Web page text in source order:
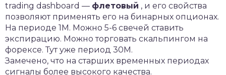
trading dashboard — флетовый , и его свойства
позволяют применять его на бинарных опционах.
На периоде 1M. Можно 5-6 свечей ставить
экспирацию. Можно торговать скальпингом на
форексе. Тут уже период 30M.
Замечено, что на старших временных периодах
сигналы более высокого качества.